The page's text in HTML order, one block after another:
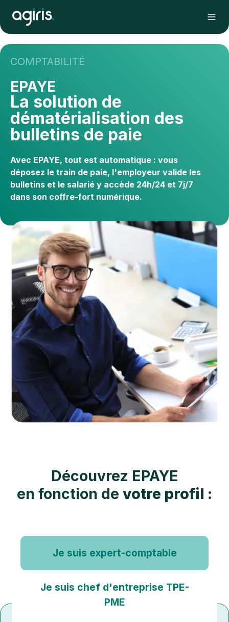
COMPTABILITÉ
EPAYE
La solution de
dématérialisation des
bulletins de paie
Avec EPAYE, tout est automatique : vous
déposez le train de paie, l'employeur valide les
bulletins et le salarié y accède 24h/24 et 7j/7
dans son coffre-fort numérique.
Découvrez EPAYE
en fonction de votre profil :
Je suis expert-comptable
Je suis chef d'entreprise TPE-
PME